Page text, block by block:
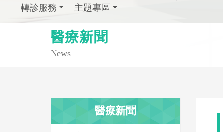
轉診服務
主題專區
醫療新聞
News
醫療新聞